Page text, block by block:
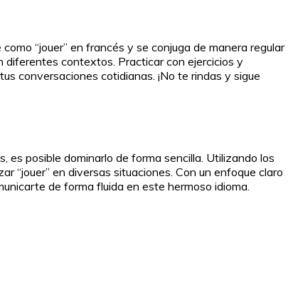
“jouer” en francés y se conjuga de manera regular
diferentes contextos. Practicar con ejercicios y
conversaciones cotidianas. ¡No te rindas y sigue
es posible dominarlo de forma sencilla. Utilizando los
“jouer” en diversas situaciones. Con un enfoque claro
de forma fluida en este hermoso idioma.